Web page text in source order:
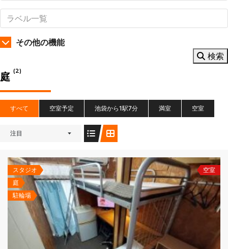
その他の機能
検索
庭 (2)
すべて 空室予定 池袋から1駅7分 満室 空室
注目
スタジオ
庭
駐輪場
空室